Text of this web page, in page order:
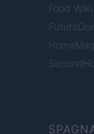
Food Wiki